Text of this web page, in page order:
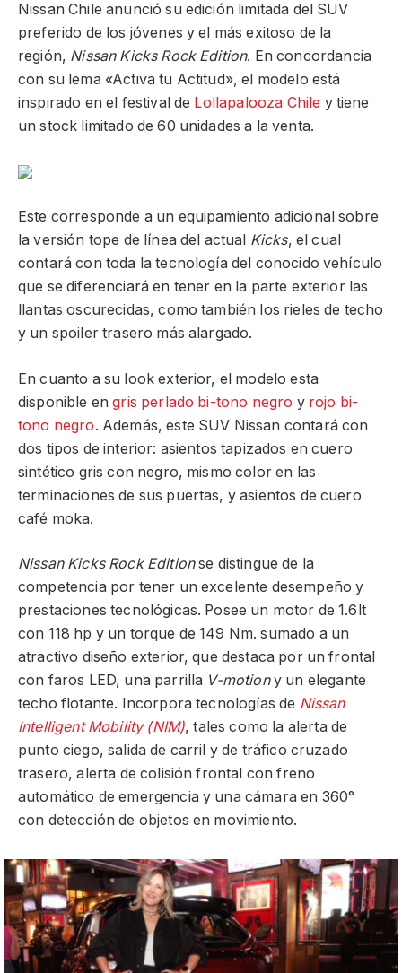
Nissan Chile anunció su edición limitada del SUV
preferido de los jóvenes y el más exitoso de la
región, Nissan Kicks Rock Edition. En concordancia
con su lema «Activa tu Actitud», el modelo está
inspirado en el festival de Lollapalooza Chile y tiene
un stock limitado de 60 unidades a la venta.
Este corresponde a un equipamiento adicional sobre
la versión tope de línea del actual Kicks, el cual
contará con toda la tecnología del conocido vehículo
que se diferenciará en tener en la parte exterior las
llantas oscurecidas, como también los rieles de techo
y un spoiler trasero más alargado.
En cuanto a su look exterior, el modelo esta
disponible engris perlado bi-tono negro y rojo bi-
tono negro. Además, este SUV Nissan contará con
dos tipos de interior: asientos tapizados en cuero
sintético gris con negro, mismo color en las
terminaciones de sus puertas, y asientos de cuero
café moka.
Nissan Kicks Rock Editionse distingue de la
competencia por tener un excelente desempeño y
prestaciones tecnológicas. Posee un motor de 1.6lt
con 118 hp y un torque de 149 Nm. sumado a un
atractivo diseño exterior, que destaca por un frontal
con faros LED, una parrilla V-motiony un elegante
techo flotante. Incorpora tecnologías de Nissan
Intelligent Mobility (NIM), tales como la alerta de
punto ciego, salida de carril y de tráfico cruzado
trasero, alerta de colisión frontal con freno
automático de emergencia y una cámara en 360°
con detección de objetos en movimiento.